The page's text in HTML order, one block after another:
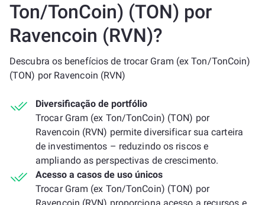
Ton/TonCoin) (TON) por
Ravencoin (RVN)?
Descubra os benefícios de trocar Gram (ex Ton/TonCoin)
(TON) por Ravencoin (RVN)
Diversificação de portfólio
Trocar Gram (ex Ton/TonCoin) (TON) por
Ravencoin (RVN) permite diversificar sua carteira
de investimentos – reduzindo os riscos e
ampliando as perspectivas de crescimento.
Acesso a casos de uso únicos
Trocar Gram (ex Ton/TonCoin) (TON) por